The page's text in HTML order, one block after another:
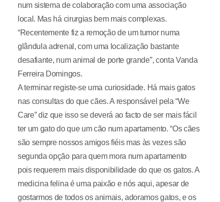
num sistema de colaboração com uma associação
local. Mas há cirurgias bem mais complexas.
“Recentemente fiz a remoção de um tumor numa
glândula adrenal, com uma localização bastante
desafiante, num animal de porte grande”, conta Vanda
Ferreira Domingos.
A terminar registe-se uma curiosidade. Há mais gatos
nas consultas do que cães. A responsável pela “We
Care” diz que isso se deverá ao facto de ser mais fácil
ter um gato do que um cão num apartamento. “Os cães
são sempre nossos amigos fiéis mas às vezes são
segunda opção para quem mora num apartamento
pois requerem mais disponibilidade do que os gatos. A
medicina felina é uma paixão e nós aqui, apesar de
gostarmos de todos os animais, adoramos gatos, e os